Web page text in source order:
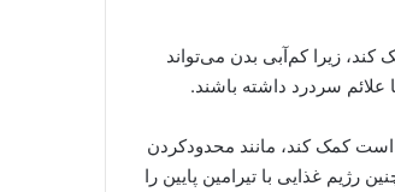
زیرا کم‌آبی بدن می‌تواند
سردرد داشته باشند.
است کمک کند، مانند محدودکردن
رژیم غذایی با تیرامین پایین را